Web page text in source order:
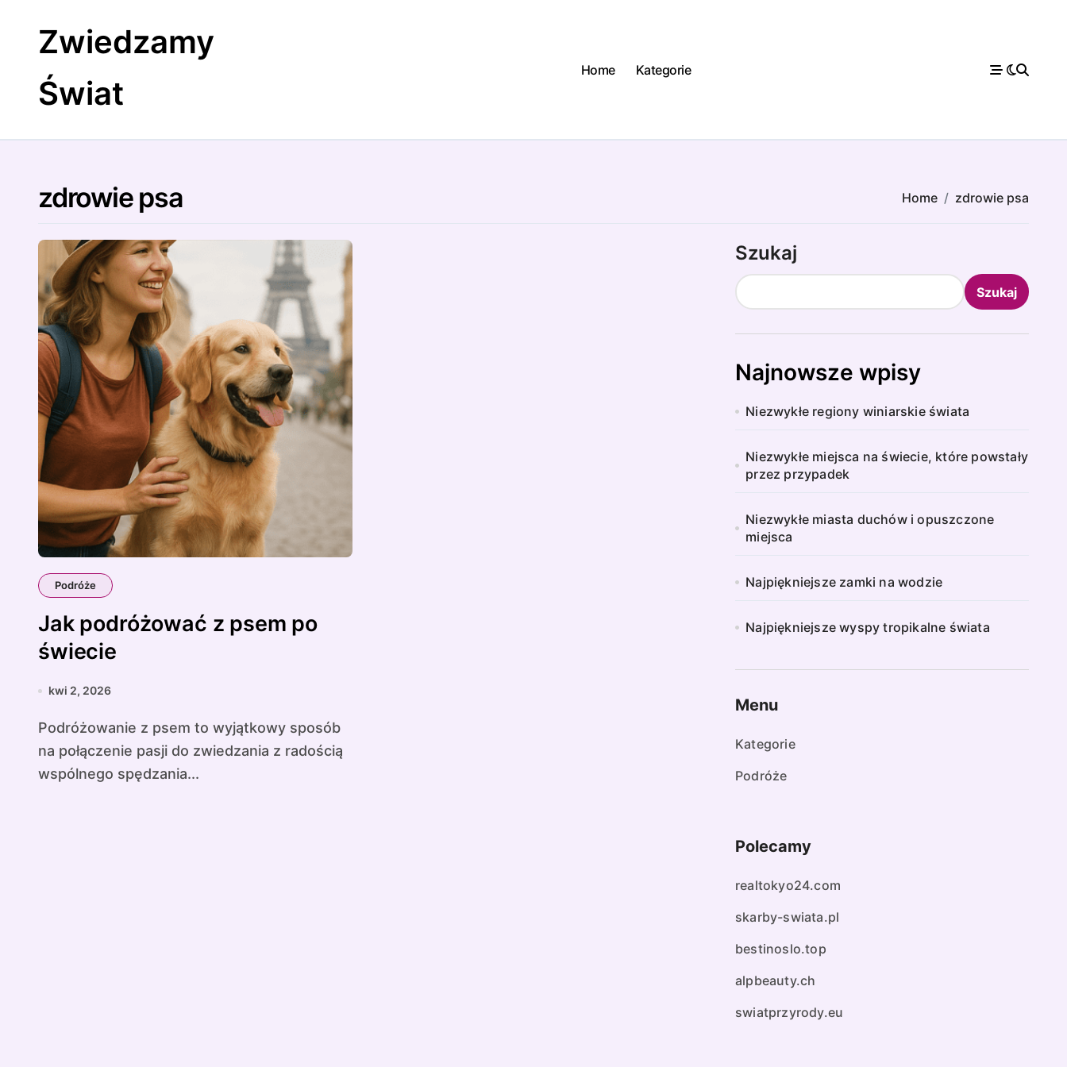
contentZwiedzamy
Świat
Home Kategorie
zdrowie psa Home zdrowie psa
Podróże
Jak podróżować z psem po
świecie
kwi 2, 2026
Podróżowanie z psem to wyjątkowy sposób
na połączenie pasji do zwiedzania z radością
wspólnego spędzania...
Szukaj
Szukaj
Najnowsze wpisy
Niezwykłe regiony winiarskie świata
Niezwykłe miejsca na świecie, które powstały
przez przypadek
Niezwykłe miasta duchów i opuszczone
miejsca
Najpiękniejsze zamki na wodzie
Najpiękniejsze wyspy tropikalne świata
Menu
Kategorie
Podróże
Polecamy
realtokyo24.com
skarby-swiata.pl
bestinoslo.top
alpbeauty.ch
swiatprzyrody.eu